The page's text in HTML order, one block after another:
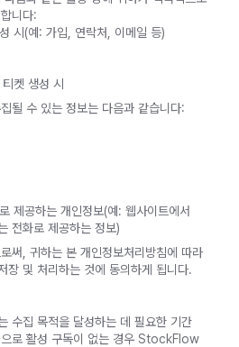
니다:
시(예: 가입, 연락처, 이메일 등)
켓 생성 시
될 수 있는 정보는 다음과 같습니다:
제공하는 개인정보(예: 웹사이트에서
전화로 제공하는 정보)
써, 귀하는 본 개인정보처리방침에 따라
장 및 처리하는 것에 동의하게 됩니다.
수집 목적을 달성하는 데 필요한 기간
으로 활성 구독이 없는 경우 StockFlow